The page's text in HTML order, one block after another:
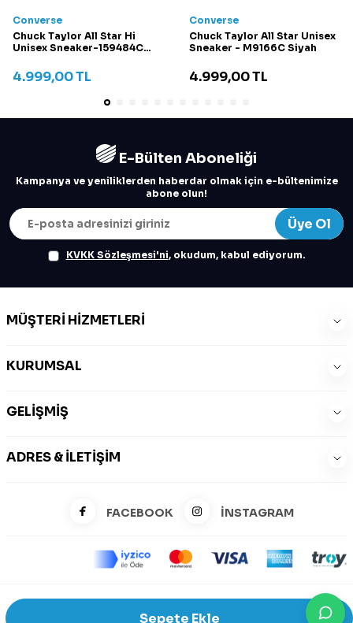
Sepete Ekle
Converse
Chuck Taylor All Star Hi
Unisex Sneaker-159484C
4.999,00TL
Converse
Chuck Taylor All Star Unisex
Sneaker - M9166C Siyah
4.999,00TL
E-Bülten Aboneliği
Kampanya ve yeniliklerden haberdar olmak için e-bültenimize
abone olun!
Üye Ol
KVKK Sözleşmesi'ni, okudum, kabul ediyorum.
MÜŞTERI HIZMETLERI
KURUMSAL
GELIŞMIŞ
ADRES & İLETIŞIM
FACEBOOK İNSTAGRAM
©2026 Zeysports Tüm Hakları Saklıdır.